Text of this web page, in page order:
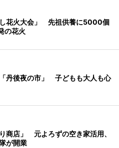
花火大会」 先祖供養に5000個
の花火
丹後夜の市」 子どもも大人も心
商店」 元よろずの空き家活用、
が開業